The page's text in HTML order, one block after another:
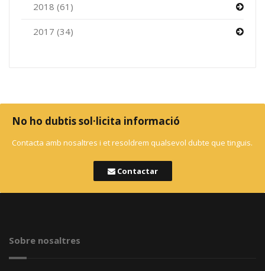
2018 (61)
2017 (34)
No ho dubtis sol·licita informació
Contacta amb nosaltres i et resoldrem qualsevol dubte que tinguis.
Contactar
Sobre nosaltres